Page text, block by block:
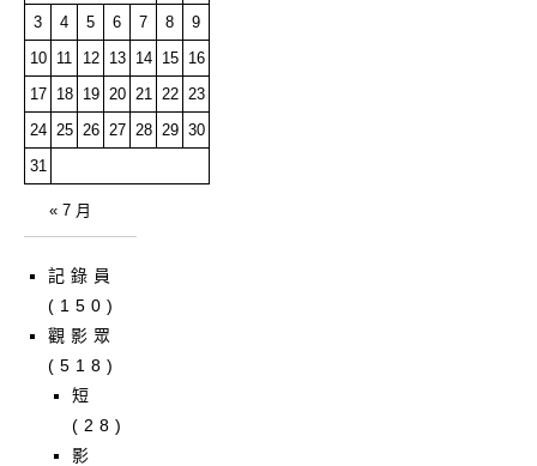
3
4 5 6 7 8
9
10
11 12 13 14 15
16
17
18 19 20 21 22
23
24
25 26 27 28 29 30
31
« 7 月
記錄員
(150)
觀影眾
(518)
短
(28)
影